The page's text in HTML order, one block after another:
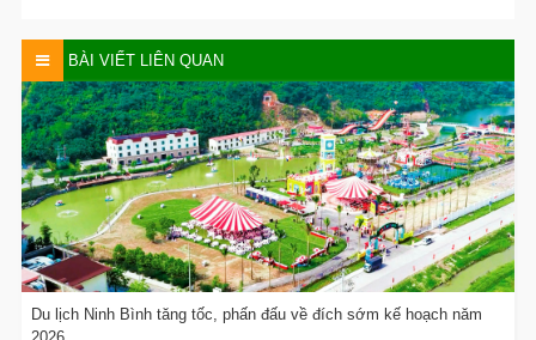
BÀI VIẾT LIÊN QUAN
Du lịch Ninh Bình tăng tốc, phấn đấu về đích sớm kế hoạch năm